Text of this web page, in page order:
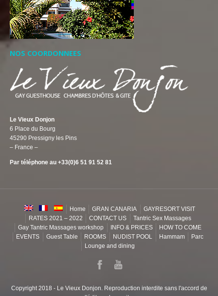
NOS COORDONNEES
Le Vieux Donjon
6 Place du Bourg
45290 Pressigny les Pins
– France –
Par téléphone au +33(0)6 51 91 52 81
Home GRAN CANARIA
GAYRESORT VISIT
RATES 2021 – 2022
CONTACT US
Tantric Sex Massages
Gay Tantric Massages workshop
INFO & PRICES
HOW TO COME
EVENTS
Guest Table ROOMS NUDIST POOL Hammam
Parc
Lounge and dining
Copyright 2018 - Le Vieux Donjon. Reproduction interdite sans l'accord de